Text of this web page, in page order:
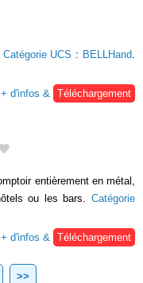
Catégorie UCS : BELLHand
+ d'infos &
Téléchargement
entièrement en métal,
ou les bars. Catégorie
+ d'infos & Téléchargement
>>